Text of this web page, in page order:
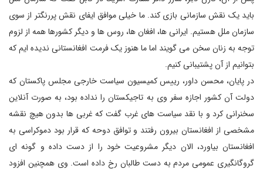
باید یک نقش سازمانی بازی کند. ما خیلی موافق ایفای نقش پررنگتر از سوی
سازمان ملل هستیم. ایرانی ها، افغان ها، روس ها و دیگر کشورها همه از لزوم
توجه به زنان سخن می گویند اما ما هنوز یک فرمت افغانستانی ندیده ایم که
بتوانیم از آن پشتیبانی کنیم.
در پایان، محسن داور، رییس کمیسیون سیاست خارجی مجلس پاکستان که
دولت آن کشور اجازه سفر وی به تاجیکستان را نداده بود، به صورت آنلاین
سخنرانی کرد و با نقد سیاست های غرب گفت که غربی ها بدون هیچ نقشه
مشخصی از افغانستان بیرون رفتند و توافق دوحه که قرار بود دموکراسی به
افغانستان بیاورد، الان دیگر مشروعیت خود را از دست داده و گونه ای
گروگانگیری عمومی مردم به دست طالبان رخ داده است. وی همچنین افزود